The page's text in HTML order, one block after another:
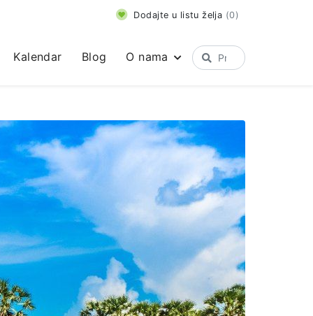
Dodajte u listu želja (0)
Kalendar Blog O nama